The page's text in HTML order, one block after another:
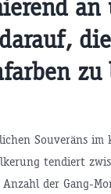
Souveräns
tendiert
der Gang-